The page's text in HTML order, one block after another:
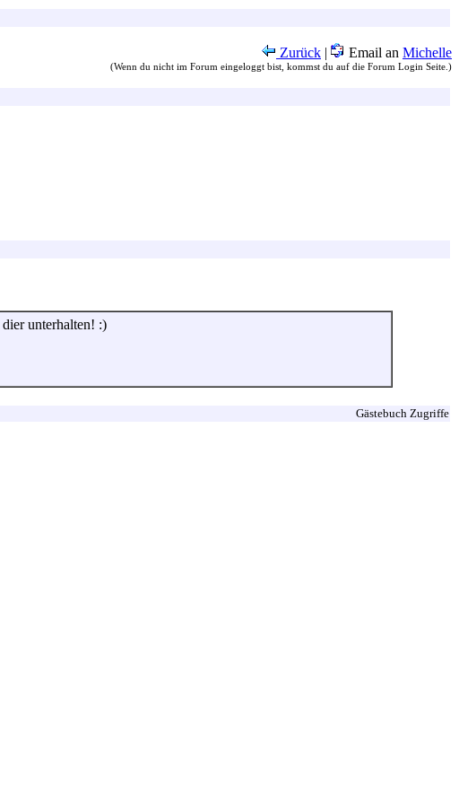
Zurück | Email an Michelle
(Wenn du nicht im Forum eingeloggt bist, kommst du auf die Forum Login Seite.)
unterhalten! :)
Gästebuch Zugriffe